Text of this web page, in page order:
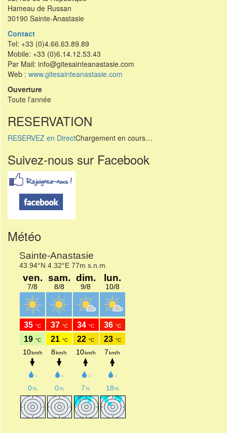
Hameau de Russan
30190 Sainte-Anastasie
Contact
Tel: +33 (0)4.66.63.89.89
Mobile: +33 (0)6.14.12.53.43
Par Mail: info@gitesainteanastasie.com
Web : www.gitesainteanastasie.com
Ouverture
Toute l’année
RESERVATION
RESERVEZ en DirectChargement en cours…
Suivez-nous sur Facebook
Météo